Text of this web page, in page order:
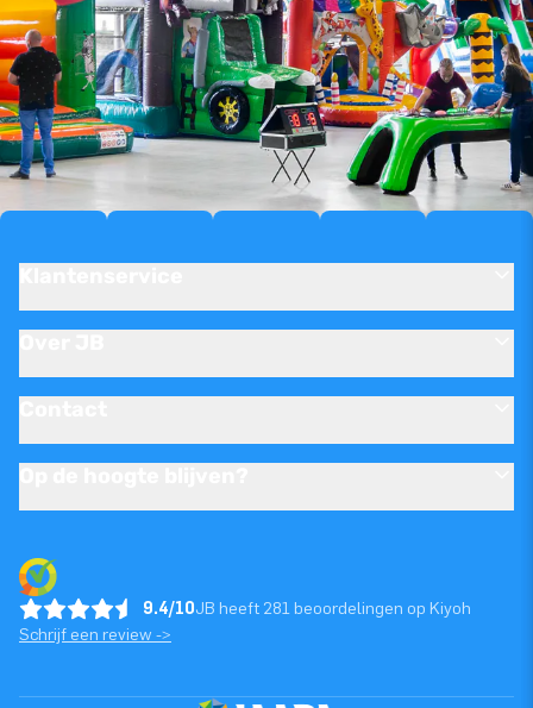
9.4/10JB heeft 281 beoordelingen op Kiyoh
Schrijf een review ->